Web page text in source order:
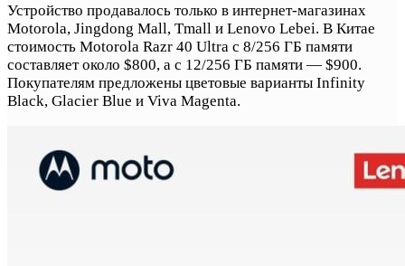
Устройство продавалось только в интернет-магазинах
Motorola, Jingdong Mall, Tmall и Lenovo Lebei. В Китае
стоимость Motorola Razr 40 Ultra с 8/256 ГБ памяти
составляет около $800, а с 12/256 ГБ памяти — $900.
Покупателям предложены цветовые варианты Infinity
Black, Glacier Blue и Viva Magenta.